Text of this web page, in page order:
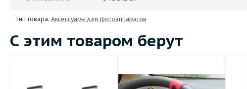
Тип товара: Аксессуары для фотоаппаратов
С этим товаром берут